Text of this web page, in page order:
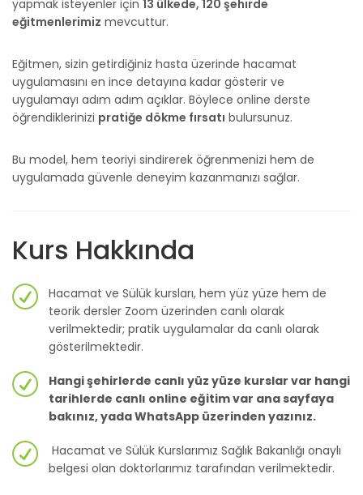
yapmak isteyenler için 13 ülkede, 120 şehirde
eğitmenlerimiz mevcuttur.
Eğitmen, sizin getirdiğiniz hasta üzerinde hacamat
uygulamasını en ince detayına kadar gösterir ve
uygulamayı adım adım açıklar. Böylece online derste
öğrendiklerinizi pratiğe dökme fırsatı bulursunuz.
Bu model, hem teoriyi sindirerek öğrenmenizi hem de
uygulamada güvenle deneyim kazanmanızı sağlar.
Kurs Hakkında
Hacamat ve Sülük kursları, hem yüz yüze hem de
teorik dersler Zoom üzerinden canlı olarak
verilmektedir; pratik uygulamalar da canlı olarak
gösterilmektedir.
Hangi şehirlerde canlı yüz yüze kurslar var hangi
tarihlerde canlı online eğitim var ana sayfaya
bakınız, yada WhatsApp üzerinden yazınız.
Hacamat ve Sülük Kurslarımız Sağlık Bakanlığı onaylı
belgesi olan doktorlarımız tarafından verilmektedir.